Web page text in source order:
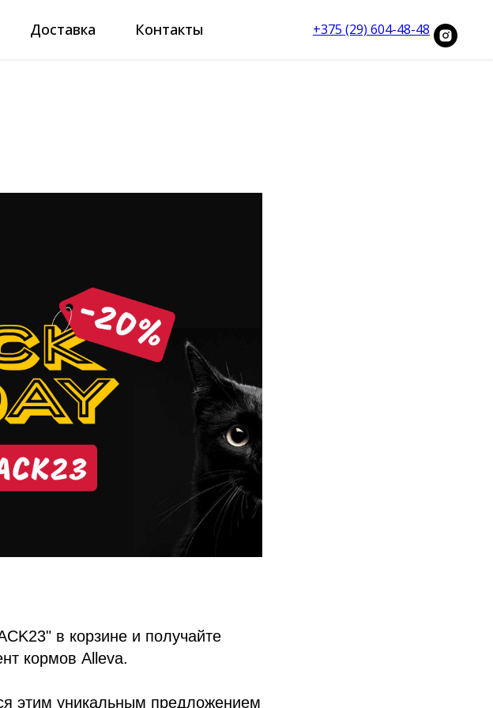
Доставка Контакты +375 (29) 604-48-48
в корзине и получайте
кормов Alleva.
этим уникальным предложением